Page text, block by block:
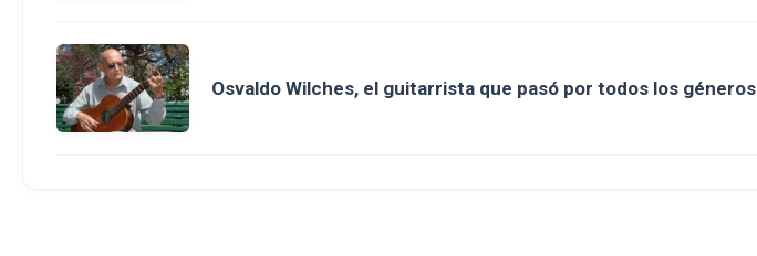
Osvaldo Wilches, el guitarrista que pasó por todos los géneros